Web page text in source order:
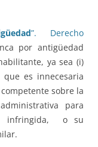
”. Derecho
por antigüedad
ya sea (i)
es innecesaria
sobre la
para
infringida, o su